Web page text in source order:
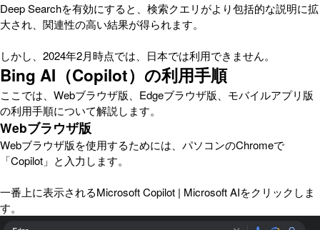
Deep Searchを有効にすると、検索クエリがより包括的な説明に拡
大され、関連性の高い結果が得られます。
しかし、2024年2月時点では、日本では利用できません。
Bing AI（Copilot）の利用手順
ここでは、Webブラウザ版、Edgeブラウザ版、モバイルアプリ版
の利用手順について解説します。
Webブラウザ版
Webブラウザ版を使用するためには、パソコンのChromeで
「Copilot」と入力します。
一番上に表示されるMicrosoft Copilot | Microsoft AIをクリックしま
す。